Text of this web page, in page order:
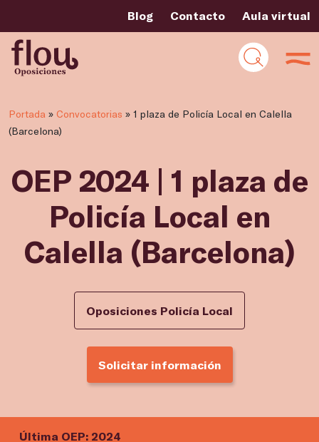
Blog Contacto Aula virtual
Portada » Convocatorias » 1 plaza de Policía Local en Calella
(Barcelona)
OEP 2024 | 1 plaza de
Policía Local en
Calella (Barcelona)
Oposiciones Policía Local
Solicitar información
Última OEP: 2024